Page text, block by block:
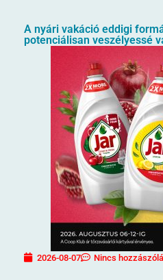
A nyári vakáció eddigi
potenciálisan veszélyessé
2026-08-07 Nincs